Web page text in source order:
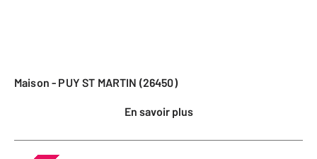
Maison - PUY ST MARTIN (26450)
En savoir plus